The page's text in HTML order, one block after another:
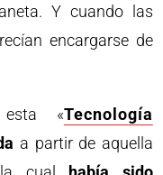
Y cuando las
encargarse de
esta «Tecnología
a partir de aquella